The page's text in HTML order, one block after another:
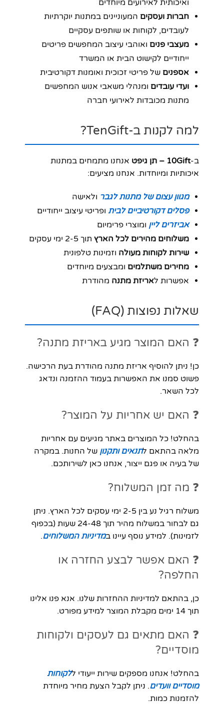
ואיכותית לאירועים מיוחדים
חברות ועסקים המעוניינים במתנות יוקרתיות
לעובדים, לקוחות או שותפים עסקיים
מעצבי פנים ואוהבי עיצוב המחפשים פריטים
ייחודיים לקישוט הבית או המשרד
אספנים של פריטי זכוכית ואומנות דקורטיבית
ועדי עובדים ומנהלי משאבי אנוש המחפשים
מתנות מכובדות לאירועי חברה
למה לקנות ב-TenGift?
ב-10Gift – תן גיפט
אנחנו מתמחים במתנות
איכותיות ומיוחדות. אנחנו מציעים:
מגוון עצום של מתנות לגבר ולאישה
פסלים דקורטיביים לבית ופריטי עיצוב ייחודיים
אביזרים ליין ומוצרי פרימיום
משלוחים מהירים לכל הארץ תוך 2-5 ימי עסקים
שירות לקוחות מעולה וזמינות טלפונית
מחירים משתלמים ומבצעים מיוחדים
אפשרות לאריזת מתנה מהודרת
שאלות נפוצות (FAQ)
❓ האם המוצר מגיע באריזת מתנה?
כן! ניתן להוסיף אריזת מתנה מהודרת בעת הרכישה.
פשוט סמנו את האפשרות בעמוד ההזמנה ונדאג
לכל השאר.
❓ האם יש אחריות על המוצר?
בהחלט! כל המוצרים באתר מגיעים עם אחריות
מלאה בהתאם לתנאים ותקנון של החנות. במקרה
של בעיה או פגם ייצור, אנחנו כאן לשירותכם.
❓ מה זמן המשלוח?
משלוח רגיל נע בין 2-5 ימי עסקים לכל הארץ. ניתן
גם לבחור במשלוח מהיר תוך 24-48 שעות (בכפוף
לזמינות). למידע נוסף עיינו במדיניות המשלוחים.
❓ האם אפשר לבצע החזרה או
החלפה?
כן, בהתאם למדיניות ההחזרות שלנו. אנא פנו אלינו
תוך 14 ימים מקבלת המוצר למידע מפורט.
❓ האם מתאים גם לעסקים ולקוחות
מוסדיים?
בהחלט! אנחנו מספקים שירות ייעודי ללקוחות
מוסדיים וועדים. ניתן לקבל הצעת מחיר מיוחדת
להזמנות כמות.